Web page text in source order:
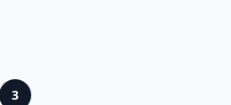
3